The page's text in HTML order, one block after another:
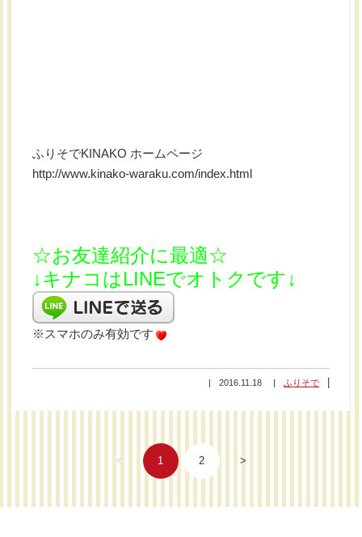
ふりそでKINAKO ホームページ
http://www.kinako-waraku.com/index.html
☆お友達紹介に最適☆
↓キナコはLINEでオトクです↓
※スマホのみ有効です
2016.11.18 ふりそで
< 1 2 >